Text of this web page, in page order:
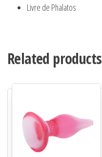
Livre de Phalatos
Related products